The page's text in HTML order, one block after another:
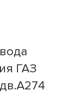
ГАЗ